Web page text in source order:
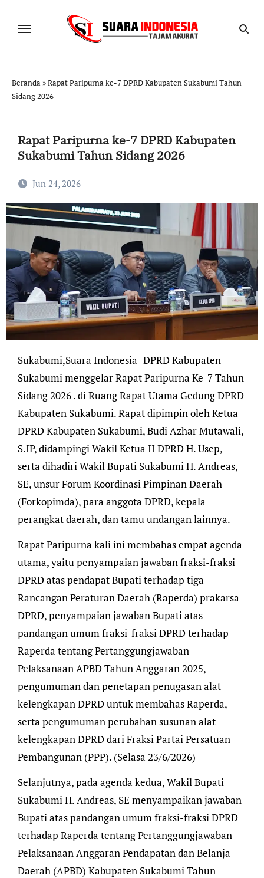
Beranda »Rapat Paripurna ke-7 DPRD Kabupaten Sukabumi Tahun
Sidang 2026
Rapat Paripurna ke-7 DPRD Kabupaten
Sukabumi Tahun Sidang 2026
Jun 24, 2026
Sukabumi,Suara Indonesia -DPRD Kabupaten
Sukabumi menggelar Rapat Paripurna Ke-7 Tahun
Sidang 2026 . di Ruang Rapat Utama Gedung DPRD
Kabupaten Sukabumi. Rapat dipimpin oleh Ketua
DPRD Kabupaten Sukabumi, Budi Azhar Mutawali,
S.IP, didampingi Wakil Ketua II DPRD H. Usep,
serta dihadiri Wakil Bupati Sukabumi H. Andreas,
SE, unsur Forum Koordinasi Pimpinan Daerah
(Forkopimda), para anggota DPRD, kepala
perangkat daerah, dan tamu undangan lainnya.
Rapat Paripurna kali ini membahas empat agenda
utama, yaitu penyampaian jawaban fraksi-fraksi
DPRD atas pendapat Bupati terhadap tiga
Rancangan Peraturan Daerah (Raperda) prakarsa
DPRD, penyampaian jawaban Bupati atas
pandangan umum fraksi-fraksi DPRD terhadap
Raperda tentang Pertanggungjawaban
Pelaksanaan APBD Tahun Anggaran 2025,
pengumuman dan penetapan penugasan alat
kelengkapan DPRD untuk membahas Raperda,
serta pengumuman perubahan susunan alat
kelengkapan DPRD dari Fraksi Partai Persatuan
Pembangunan (PPP). (Selasa 23/6/2026)
Selanjutnya, pada agenda kedua, Wakil Bupati
Sukabumi H. Andreas, SE menyampaikan jawaban
Bupati atas pandangan umum fraksi-fraksi DPRD
terhadap Raperda tentang Pertanggungjawaban
Pelaksanaan Anggaran Pendapatan dan Belanja
Daerah (APBD) Kabupaten Sukabumi Tahun